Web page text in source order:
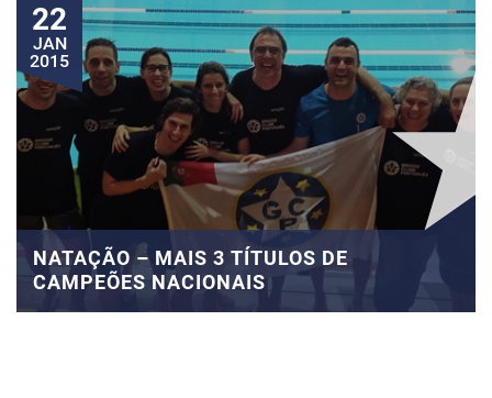
22
JAN
2015
NATAÇÃO – MAIS 3 TÍTULOS DE
CAMPEÕES NACIONAIS